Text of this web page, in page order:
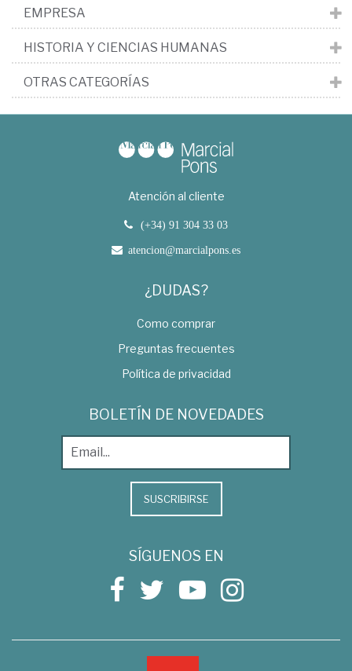
EMPRESA
HISTORIA Y CIENCIAS HUMANAS
OTRAS CATEGORÍAS
Atención al cliente
(+34) 91 304 33 03
atencion@marcialpons.es
¿DUDAS?
Como comprar
Preguntas frecuentes
Política de privacidad
BOLETÍN DE NOVEDADES
SUSCRIBIRSE
SÍGUENOS EN